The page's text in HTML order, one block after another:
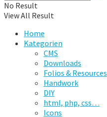
No Result
View All Result
Home
Kategorien
CMS
Downloads
Folios & Resources
Handwork
DIY
html, php, css…
Icons